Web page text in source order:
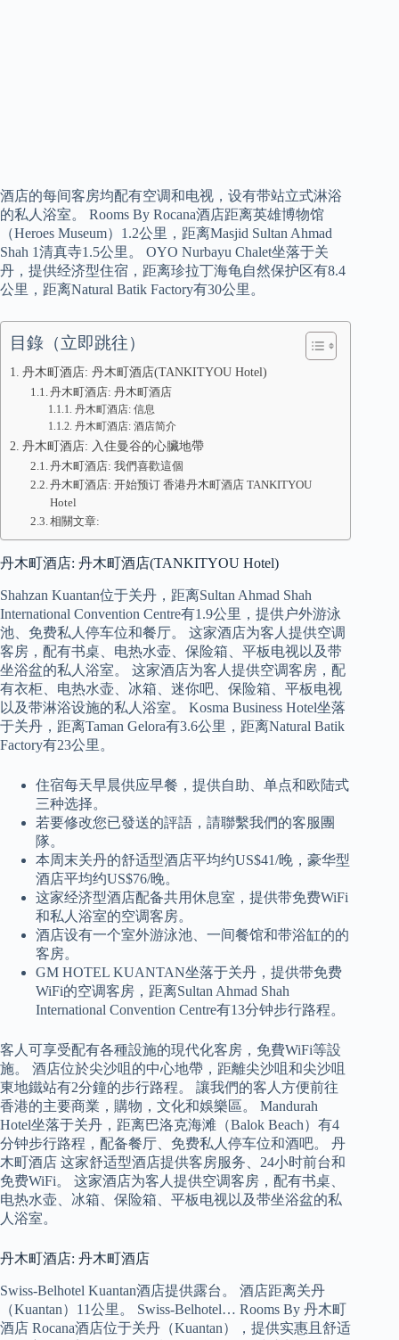
酒店的每间客房均配有空调和电视，设有带站立式淋浴
的私人浴室。 Rooms By Rocana酒店距离英雄博物馆
（Heroes Museum）1.2公里，距离Masjid Sultan Ahmad
Shah 1清真寺1.5公里。 OYO Nurbayu Chalet坐落于关
丹，提供经济型住宿，距离珍拉丁海龟自然保护区有8.4
公里，距离Natural Batik Factory有30公里。
目錄（立即跳往）
丹木町酒店: 丹木町酒店(TANKITYOU Hotel)
丹木町酒店: 丹木町酒店
丹木町酒店: 信息
丹木町酒店: 酒店简介
丹木町酒店: 入住曼谷的心臟地帶
丹木町酒店: 我們喜歡這個
丹木町酒店: 开始预订 香港丹木町酒店 TANKITYOU
Hotel
相關文章:
丹木町酒店: 丹木町酒店(TANKITYOU Hotel)
Shahzan Kuantan位于关丹，距离Sultan Ahmad Shah
International Convention Centre有1.9公里，提供户外游泳
池、免费私人停车位和餐厅。 这家酒店为客人提供空调
客房，配有书桌、电热水壶、保险箱、平板电视以及带
坐浴盆的私人浴室。 这家酒店为客人提供空调客房，配
有衣柜、电热水壶、冰箱、迷你吧、保险箱、平板电视
以及带淋浴设施的私人浴室。 Kosma Business Hotel坐落
于关丹，距离Taman Gelora有3.6公里，距离Natural Batik
Factory有23公里。
住宿每天早晨供应早餐，提供自助、单点和欧陆式
三种选择。
若要修改您已發送的評語，請聯繫我們的客服團
隊。
本周末关丹的舒适型酒店平均约US$41/晚，豪华型
酒店平均约US$76/晚。
这家经济型酒店配备共用休息室，提供带免费WiFi
和私人浴室的空调客房。
酒店设有一个室外游泳池、一间餐馆和带浴缸的的
客房。
GM HOTEL KUANTAN坐落于关丹，提供带免费
WiFi的空调客房，距离Sultan Ahmad Shah
International Convention Centre有13分钟步行路程。
客人可享受配有各種設施的現代化客房，免費WiFi等設
施。 酒店位於尖沙咀的中心地帶，距離尖沙咀和尖沙咀
東地鐵站有2分鐘的步行路程。 讓我們的客人方便前往
香港的主要商業，購物，文化和娛樂區。 Mandurah
Hotel坐落于关丹，距离巴洛克海滩（Balok Beach）有4
分钟步行路程，配备餐厅、免费私人停车位和酒吧。 丹
木町酒店 这家舒适型酒店提供客房服务、24小时前台和
免费WiFi。 这家酒店为客人提供空调客房，配有书桌、
电热水壶、冰箱、保险箱、平板电视以及带坐浴盆的私
人浴室。
丹木町酒店: 丹木町酒店
Swiss-Belhotel Kuantan酒店提供露台。 酒店距离关丹
（Kuantan）11公里。 Swiss-Belhotel… Rooms By 丹木町
酒店 Rocana酒店位于关丹（Kuantan），提供实惠且舒适